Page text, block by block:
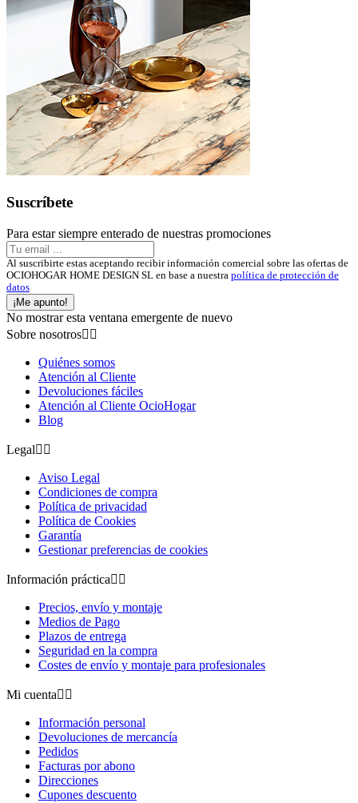
Suscríbete
Para estar siempre enterado de nuestras promociones
Al suscribirte estas aceptando recibir información comercial sobre las ofertas de
OCIOHOGAR HOME DESIGN SL en base a nuestra política de protección de
datos
¡Me apunto!
No mostrar esta ventana emergente de nuevo
Sobre nosotros 
Quiénes somos
Atención al Cliente
Devoluciones fáciles
Atención al Cliente OcioHogar
Blog
Legal 
Aviso Legal
Condiciones de compra
Política de privacidad
Política de Cookies
Garantía
Gestionar preferencias de cookies
Información práctica 
Precios, envío y montaje
Medios de Pago
Plazos de entrega
Seguridad en la compra
Costes de envío y montaje para profesionales
Mi cuenta 
Información personal
Devoluciones de mercancía
Pedidos
Facturas por abono
Direcciones
Cupones descuento